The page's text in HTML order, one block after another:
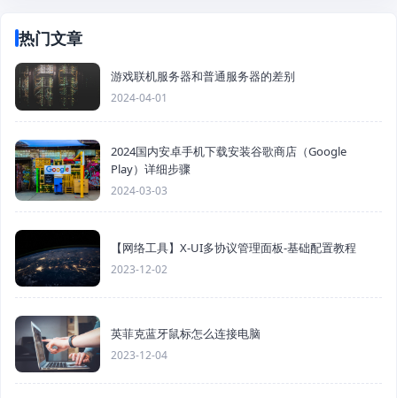
热门文章
游戏联机服务器和普通服务器的差别
2024-04-01
2024国内安卓手机下载安装谷歌商店（Google
Play）详细步骤
2024-03-03
【网络工具】X-UI多协议管理面板-基础配置教程
2023-12-02
英菲克蓝牙鼠标怎么连接电脑
2023-12-04